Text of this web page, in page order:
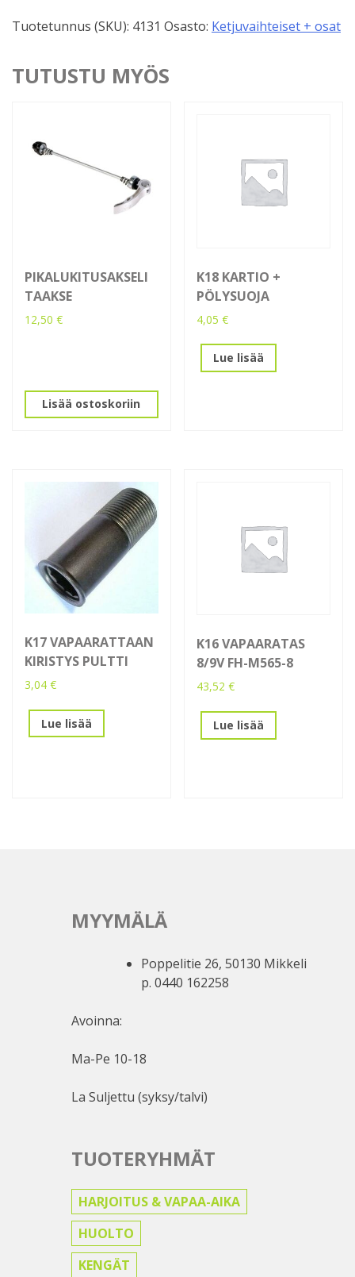
Tuotetunnus (SKU): 4131 Osasto: Ketjuvaihteiset + osat
TUTUSTU MYÖS
PIKALUKITUSAKSELI
TAAKSE
12,50 €
Lisää ostoskoriin
K18 KARTIO +
PÖLYSUOJA
4,05€
Lue lisää
K17 VAPAARATTAAN
KIRISTYS PULTTI
3,04 €
Lue lisää
K16 VAPAARATAS
8/9V FH-M565-8
43,52€
Lue lisää
MYYMÄLÄ
Poppelitie 26, 50130 Mikkeli
p. 0440 162258
Avoinna:
Ma-Pe 10-18
La Suljettu (syksy/talvi)
TUOTERYHMÄT
HARJOITUS & VAPAA-AIKA
HUOLTO
KENGÄT